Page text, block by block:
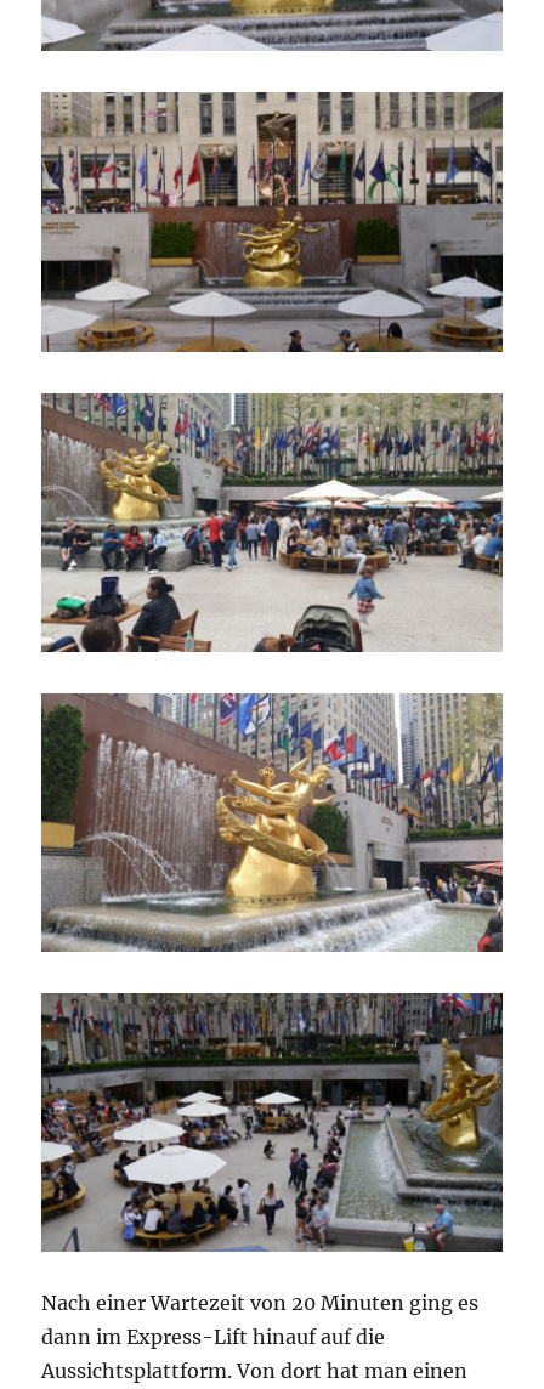
Nach einer Wartezeit von 20 Minuten ging es
dann im Express-Lift hinauf auf die
Aussichtsplattform. Von dort hat man einen